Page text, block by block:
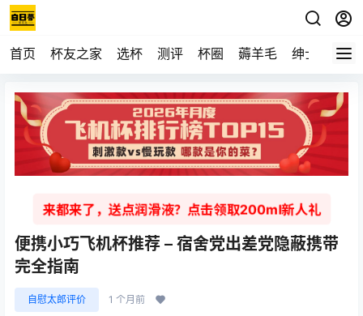
首页 杯友之家 选杯 测评 杯圈 薅羊毛 绅士 视频
来都来了，送点润滑液？点击领取200ml新人礼
便携小巧飞机杯推荐 – 宿舍党出差党隐蔽携带
完全指南
自慰太郎评价 1 个月前